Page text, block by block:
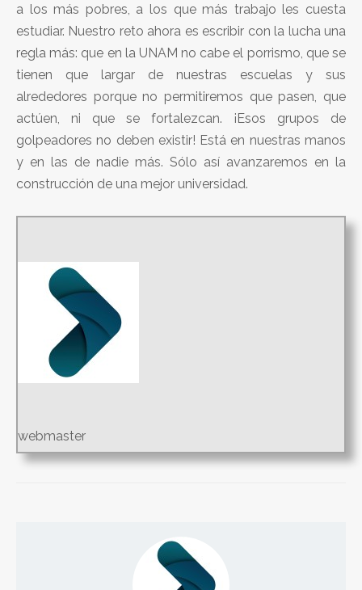
a los más pobres, a los que más trabajo les cuesta
estudiar. Nuestro reto ahora es escribir con la lucha una
regla más: que en la UNAM no cabe el porrismo, que se
tienen que largar de nuestras escuelas y sus
alrededores porque no permitiremos que pasen, que
actúen, ni que se fortalezcan. ¡Esos grupos de
golpeadores no deben existir! Está en nuestras manos
y en las de nadie más. Sólo así avanzaremos en la
construcción de una mejor universidad.
webmaster